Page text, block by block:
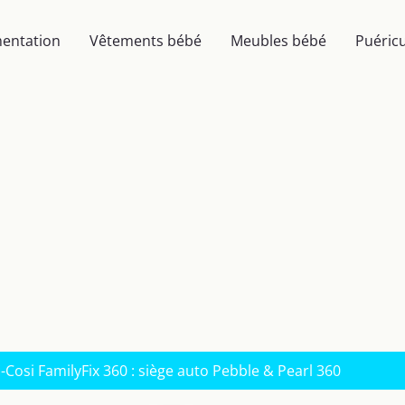
Vêtements bébé Meubles bébé
FamilyFix 360 : siège auto Pebble & Pearl 360